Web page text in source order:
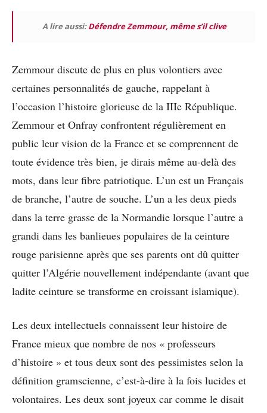
A lire aussi:Défendre Zemmour, même s’il clive
Zemmour discute de plus en plus volontiers avec
certaines personnalités de gauche, rappelant à
l’occasion l’histoire glorieuse de la IIIe République.
Zemmour et Onfray confrontent régulièrement en
public leur vision de la France et se comprennent de
toute évidence très bien, je dirais même au-delà des
mots, dans leur fibre patriotique. L’un est un Français
de branche, l’autre de souche. L’un a les deux pieds
dans la terre grasse de la Normandie lorsque l’autre a
grandi dans les banlieues populaires de la ceinture
rouge parisienne après que ses parents ont dû quitter
quitter l’Algérie nouvellement indépendante (avant que
ladite ceinture se transforme en croissant islamique).
Les deux intellectuels connaissent leur histoire de
France mieux que nombre de nos « professeurs
d’histoire » et tous deux sont des pessimistes selon la
définition gramscienne, c’est-à-dire à la fois lucides et
volontaires. Les deux sont joyeux car comme le disait